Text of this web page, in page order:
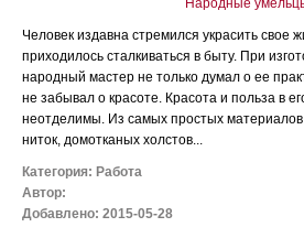
Народные
Человек издавна стремился украсить свое
приходилось сталкиваться в быту. При
народный мастер не только думал о ее
не забывал о красоте. Красота и польза в
неотделимы. Из самых простых
ниток, домотканых холстов...
Категория: Работа
Автор:
Добавлено: 2015-05-28